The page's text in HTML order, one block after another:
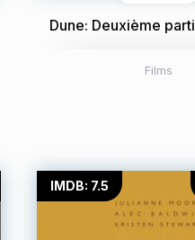
Dune: Deuxième
Films
IMDB: 7.5